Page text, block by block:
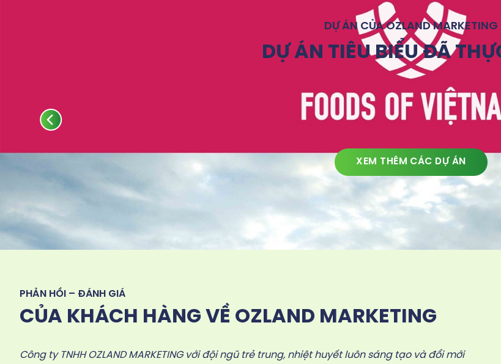
DỰ ÁN CỦA OZLAND MARKETING
DỰ ÁN TIÊU BIỂU ĐÃ
XEM THÊM CÁC DỰ ÁN
PHẢN HỒI – ĐÁNH GIÁ
CỦA KHÁCH HÀNG VỀ OZLAND MARKETING
Công ty TNHH OZLAND MARKETING với đội ngũ trẻ trung, nhiệt huyết luôn sáng tạo và đổi mới